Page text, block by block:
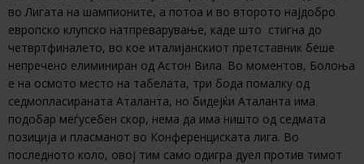
во Лигата на шампионите, а потоа и во второто најдобро
европско клупско натпреварување, каде што стигна до
четвртфиналето, во кое италијанскиот претставник беше
непречено елиминиран од Астон Вила. Во моментов, Болоња
е на осмото место на табелата, три бода помалку од
седмопласираната Аталанта, но бидејќи Аталанта има
подобар меѓусебен скор, нема да има ништо од седмата
позиција и пласманот во Конференциската лига. Во
последното коло, овој тим само одигра дуел против тимот